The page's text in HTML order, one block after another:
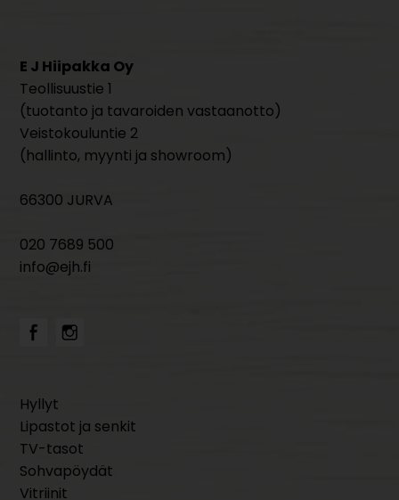
E J Hiipakka Oy
Teollisuustie 1
(tuotanto ja tavaroiden vastaanotto)
Veistokouluntie 2
(hallinto, myynti ja showroom)
66300 JURVA
020 7689 500
info@ejh.fi
Hyllyt
Lipastot ja senkit
TV-tasot
Sohvapöydät
Vitriinit